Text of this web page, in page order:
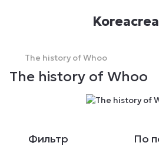
The history of Whoo
The history of Whoo
Фильтр По